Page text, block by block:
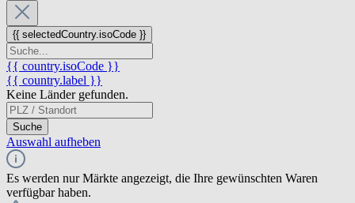
{{ selectedCountry.isoCode }}
{{ country.isoCode }}
{{ country.label }}
Keine Länder gefunden.
Suche
Auswahl aufheben
Es werden nur Märkte angezeigt, die Ihre gewünschten Waren
verfügbar haben.